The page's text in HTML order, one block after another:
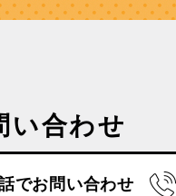
い合わせ
でお問い合わせ